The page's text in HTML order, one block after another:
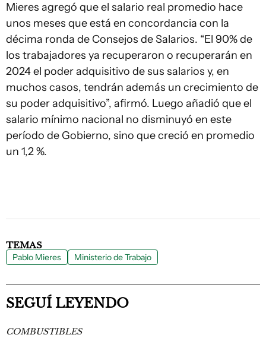
Mieres agregó que el salario real promedio hace
unos meses que está en concordancia con la
décima ronda de Consejos de Salarios. “El 90% de
los trabajadores ya recuperaron o recuperarán en
2024 el poder adquisitivo de sus salarios y, en
muchos casos, tendrán además un crecimiento de
su poder adquisitivo”, afirmó. Luego añadió que el
salario mínimo nacional no disminuyó en este
período de Gobierno, sino que creció en promedio
un 1,2 %.
TEMAS
Pablo Mieres Ministerio de Trabajo
SEGUÍ LEYENDO
COMBUSTIBLES